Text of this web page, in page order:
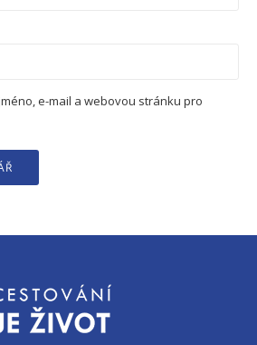
e-mail a webovou stránku pro